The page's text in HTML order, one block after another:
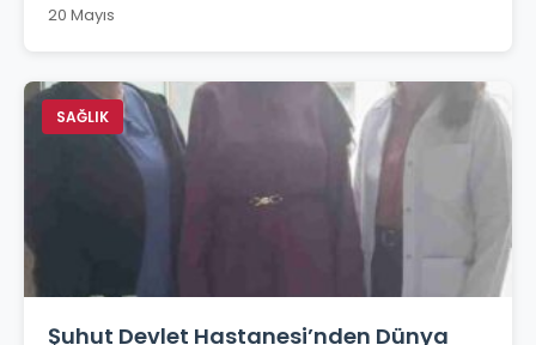
20 Mayıs
SAĞLIK
Şuhut Devlet Hastanesi’nden Dünya